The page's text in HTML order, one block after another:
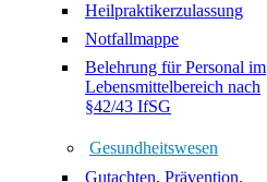
Heilpraktikerzulassung
Notfallmappe
Belehrung für Personal im
Lebensmittelbereich nach
§42/43 IfSG
Gesundheitswesen
Gutachten, Prävention,